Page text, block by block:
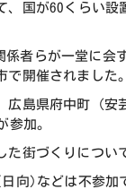
国が60くらい設
らが一堂に会
開催されました。
島県府中町（安
参加。
街づくりについ
向)などは不参加